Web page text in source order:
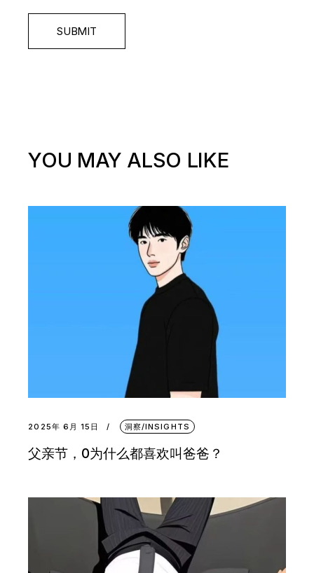
SUBMIT
YOU MAY ALSO LIKE
2025年 6月 15日 洞察/INSIGHTS
父亲节，0为什么都喜欢叫爸爸？